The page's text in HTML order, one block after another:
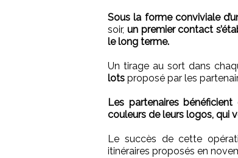
Sous la forme conviviale
soir, un premier contact
le long terme.
Un tirage au sort dans
lots proposé par les
Les partenaires
couleurs de leurs logos, qui
Le succès de cette
itinéraires proposés en